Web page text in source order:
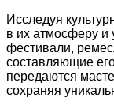
Исследуя
в их атмосферу и
фестивали,
составляющие
передаются
сохраняя